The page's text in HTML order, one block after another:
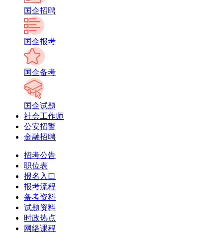
国企招聘
国企报考
国企备考
国企试题
社会工作师
公安招警
金融招聘
招考公告
职位表
报名入口
报考流程
备考资料
试题资料
时政热点
网络课程